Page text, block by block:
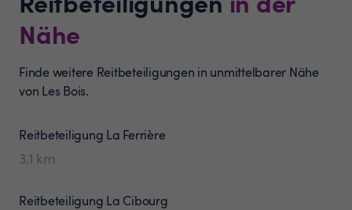
Nähe
Finde weitere Reitbeteiligungen in unmittelbarer Nähe
von Les Bois.
Reitbeteiligung La Ferrière
3.1 km
Reitbeteiligung La Cibourg